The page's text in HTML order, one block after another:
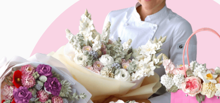
Что будет
на вебинаре
Особенности зефирной массы
на разной основе,основы
работы с цветоми какими
красителями пользоваться,
список необходимогоинвентаря